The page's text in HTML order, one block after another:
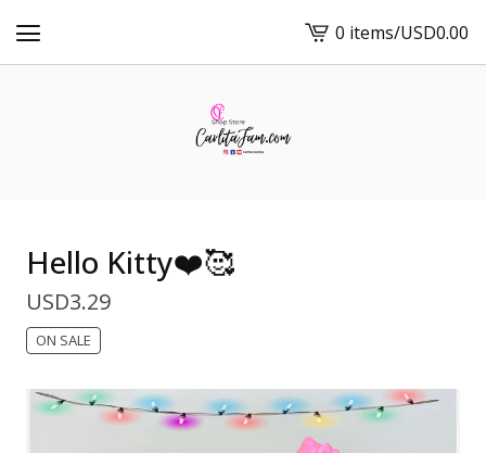
View
cart
0 items/USD0.00
Hello Kitty❤️🥰
USD3.29
ON SALE